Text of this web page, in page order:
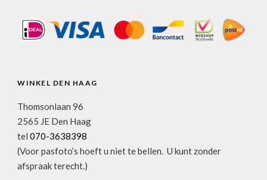
WINKEL DEN HAAG
Thomsonlaan 96
2565 JE Den Haag
tel 070-3638398
(Voor pasfoto’s hoeft u niet te bellen. U kunt zonder
afspraak terecht.)